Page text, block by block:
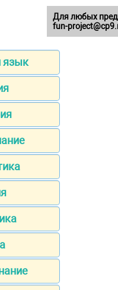
язык
Для любых
fun-